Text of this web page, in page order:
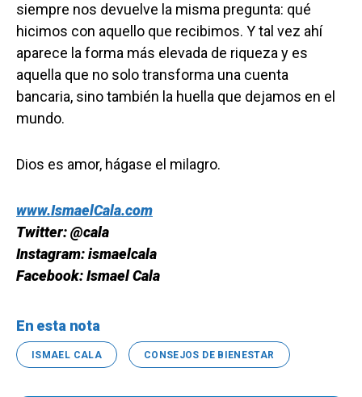
siempre nos devuelve la misma pregunta: qué
hicimos con aquello que recibimos. Y tal vez ahí
aparece la forma más elevada de riqueza y es
aquella que no solo transforma una cuenta
bancaria, sino también la huella que dejamos en el
mundo.
Dios es amor, hágase el milagro.
www.IsmaelCala.com
Twitter: @cala
Instagram: ismaelcala
Facebook: Ismael Cala
En esta nota
ISMAEL CALA CONSEJOS DE BIENESTAR